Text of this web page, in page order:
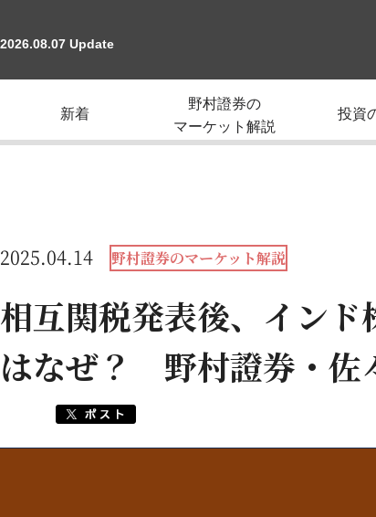
2026.08.07 Update
新着
野村證券の
マーケット解説
投資
2025.04.14 野村證券のマーケット解説
相互関税発表後、イン
はなぜ？ 野村證券・佐